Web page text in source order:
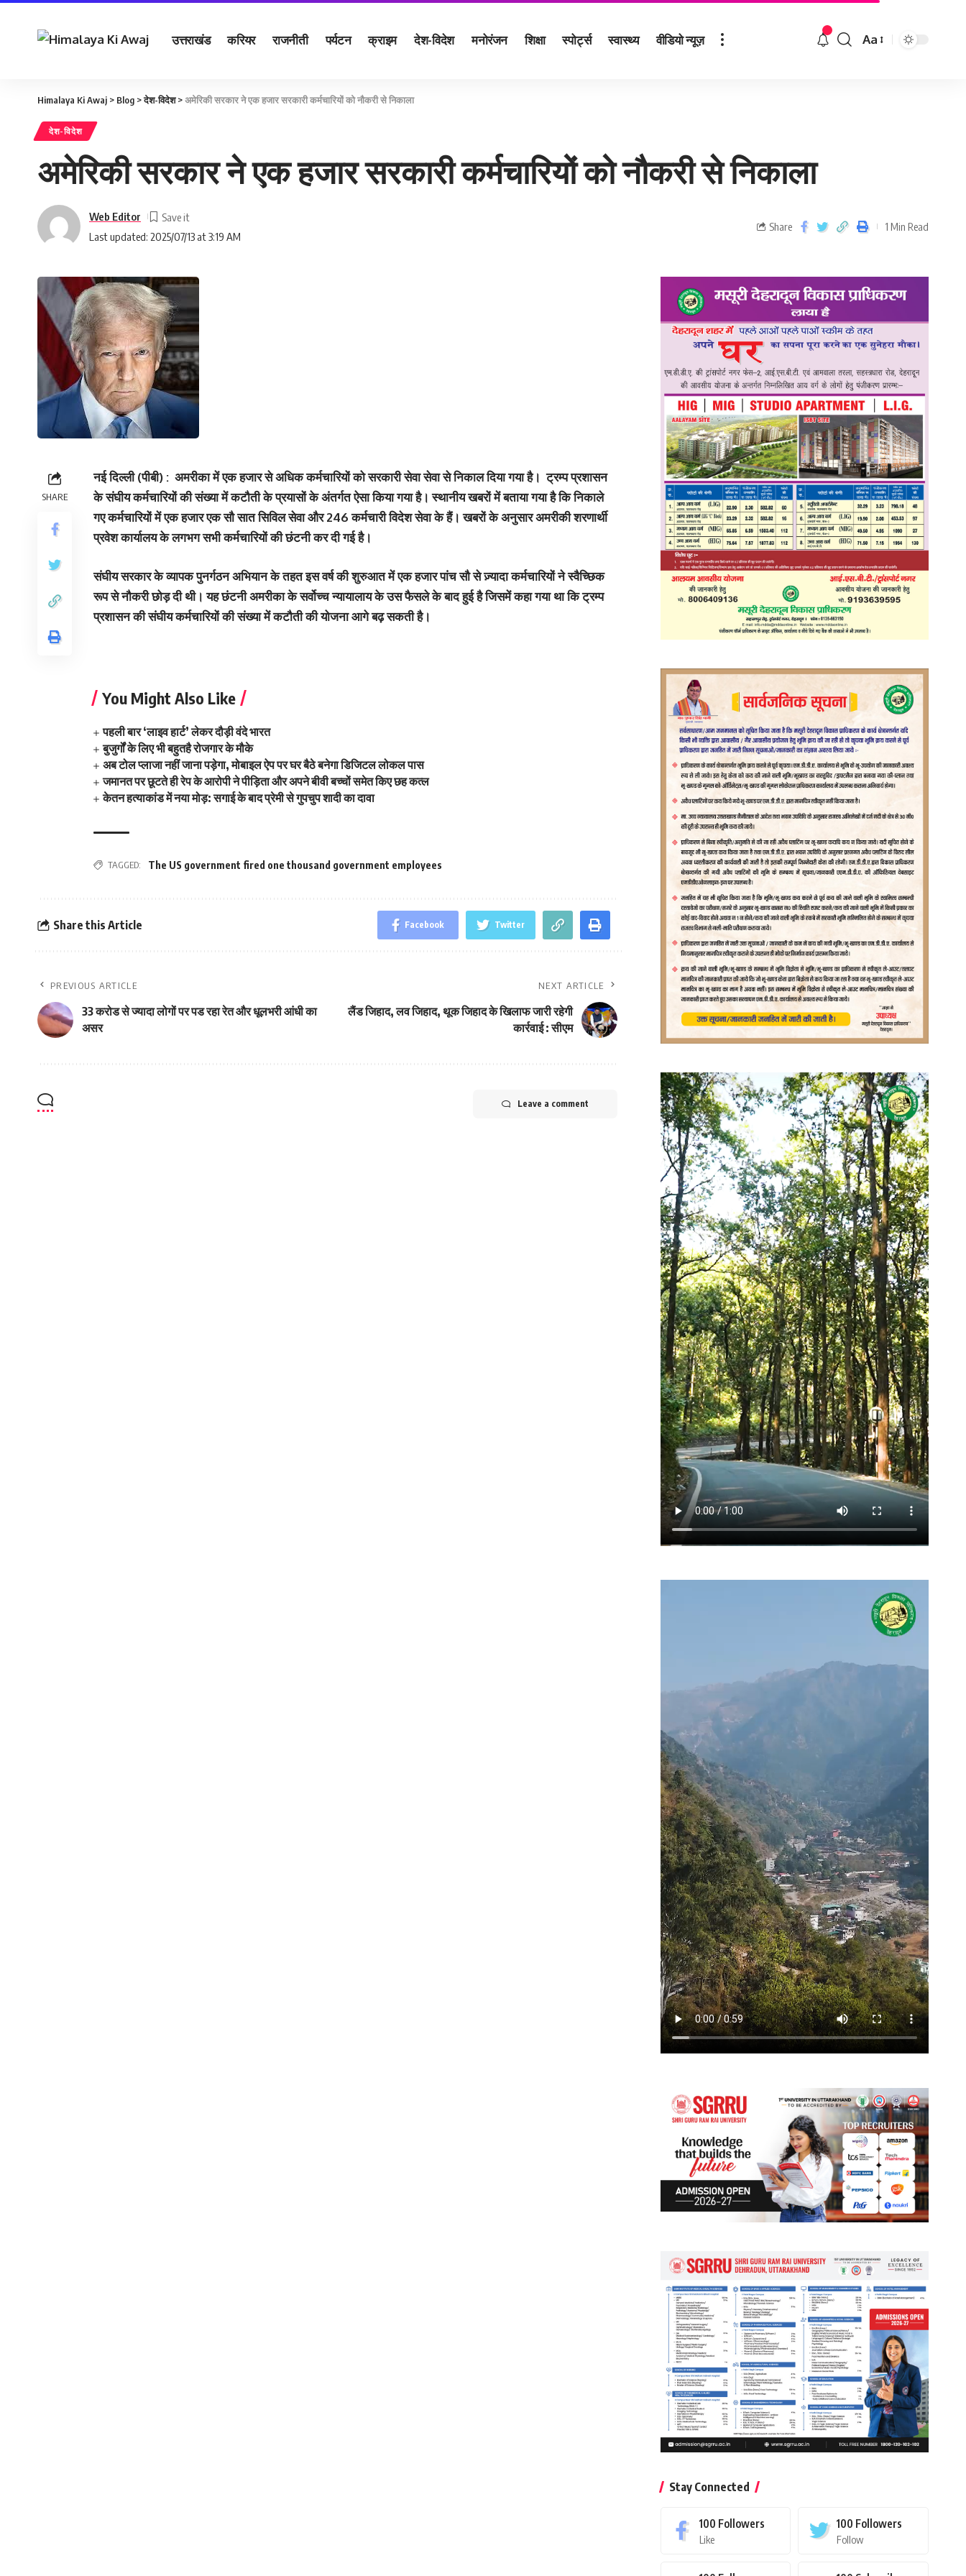
उत्तराखंड करियर राजनीती पर्यटन क्राइम देश-विदेश मनोरंजन शिक्षा स्पोर्ट्स स्वास्थ्य वीडियो न्यूज़ Aa
Himalaya Ki Awaj > Blog >देश-विदेश>अमेरिकी सरकार ने एक हजार सरकारी कर्मचारियों को नौकरी से निकाला
देश-विदेश
अमेरिकी सरकार ने एक हजार सरकारी कर्मचारियों को नौकरी से निकाला
Last updated: 2025/07/13 at 3:19 AM
Web Editor
Share 1 Min Read
SHARE
नई दिल्‍ली (पीबी) : अमरीका में एक हजार से अधिक कर्मचारियों को सरकारी सेवा सेवा से निकाल दिया गया है। ट्रम्‍प प्रशासन
के संघीय कर्मचारियों की संख्‍या में कटौती के प्रयासों के अंतर्गत ऐसा किया गया है। स्‍थानीय खबरों में बताया गया है कि निकाले
गए कर्मचारियों में एक हजार एक सौ सात सिविल सेवा और 246 कर्मचारी विदेश सेवा के हैं। खबरों के अनुसार अमरीकी शरणार्थी
प्रवेश कार्यालय के लगभग सभी कर्मचारियों की छंटनी कर दी गई है।
संघीय सरकार के व्यापक पुनर्गठन अभियान के तहत इस वर्ष की शुरुआत में एक हजार पांच सौ से ज़्यादा कर्मचारियों ने स्वैच्छिक
रूप से नौकरी छोड़ दी थी। यह छंटनी अमरीका के सर्वोच्‍च न्‍यायालाय के उस फैसले के बाद हुई है जिसमें कहा गया था कि ट्रम्प
प्रशासन की संघीय कर्मचारियों की संख्या में कटौती की योजना आगे बढ़ सकती है।
You Might Also Like
पहली बार ‘लाइव हार्ट’ लेकर दौड़ी वंदे भारत
बुजुर्गों के लिए भी बहुतहै रोजगार के मौके
अब टोल प्लाजा नहीं जाना पड़ेगा, मोबाइल ऐप पर घर बैठे बनेगा डिजिटल लोकल पास
जमानत पर छूटते ही रेप के आरोपी ने पीड़िता और अपने बीवी बच्चों समेत किए छह कत्ल
केतन हत्याकांड में नया मोड़: सगाई के बाद प्रेमी से गुपचुप शादी का दावा
TAGGED: The US government fired one thousand government employees
Share this Article Facebook Twitter
PREVIOUS ARTICLE
33 करोड से ज्‍यादा लोगों पर पड रहा रेत और धूलभरी आंधी का
असर
NEXT ARTICLE
लैंड जिहाद, लव जिहाद, थूक जिहाद के खिलाफ जारी रहेगी
कार्रवाई : सीएम
Leave a comment
Stay Connected
100 Followers
Like
100 Followers
Follow